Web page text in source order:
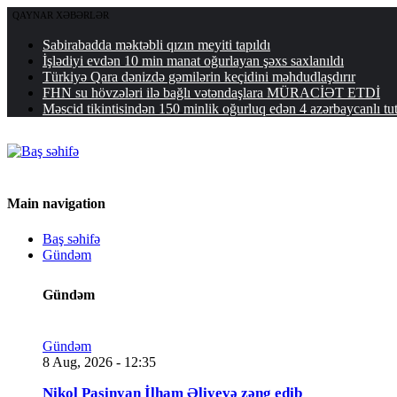
QAYNAR XƏBƏRLƏR
Sabirabadda məktəbli qızın meyiti tapıldı
İşlədiyi evdən 10 min manat oğurlayan şəxs saxlanıldı
Türkiyə Qara dənizdə gəmilərin keçidini məhdudlaşdırır
FHN su hövzələri ilə bağlı vətəndaşlara MÜRACİƏT ETDİ
Məscid tikintisindən 150 minlik oğurluq edən 4 azərbaycanlı
Main navigation
Baş səhifə
Gündəm
Gündəm
Gündəm
8 Aug, 2026 - 12:35
Nikol Paşinyan İlham Əliyevə zəng edib